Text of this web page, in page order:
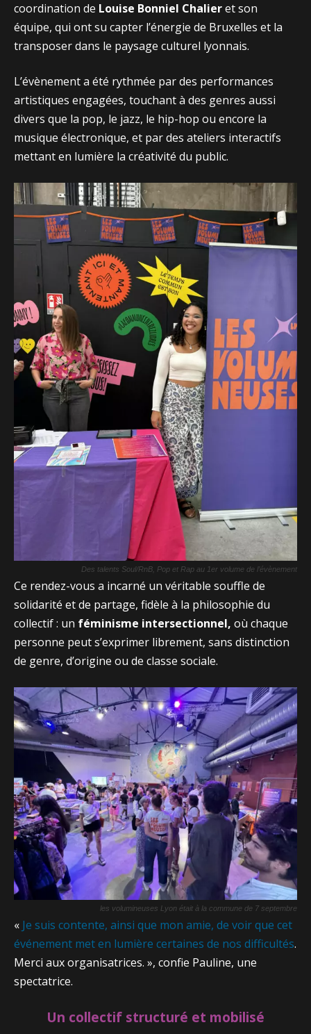
coordination de Louise Bonniel Chalieret son
équipe, qui ont su capter l’énergie de Bruxelles et la
transposer dans le paysage culturel lyonnais.
L’évènement a été rythmée par des performances
artistiques engagées, touchant à des genres aussi
divers que la pop, le jazz, le hip-hop ou encore la
musique électronique, et par des ateliers interactifs
mettant en lumière la créativité du public.
Des talents Soul/RnB, Pop et Rap au 1er volume de l’évènement
Ce rendez-vous a incarné un véritable souffle de
solidarité et de partage, fidèle à la philosophie du
collectif : un féminisme intersectionnel, où chaque
personne peut s’exprimer librement, sans distinction
de genre, d’origine ou de classe sociale.
les volumineuses Lyon était à la commune de 7 septembre
« Je suis contente, ainsi que mon amie, de voir que cet
événement met en lumière certaines de nos difficultés.
Merci aux organisatrices. », confie Pauline, une
spectatrice.
Un collectif structuré et mobilisé